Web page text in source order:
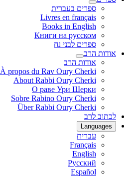
ספרים בעברית
Livres en français
Books in English
Книги на русском
ספרים לבני נח
אודות הרב
אודות הרב
À propos du Rav Oury Cherki
About Rabbi Oury Cherki
О раве Ури Шерки
Sobre Rabino Oury Cherki
Über Rabbi Oury Cherki
לכתוב לרב
Languages
עברית
Français
English
Русский
Español